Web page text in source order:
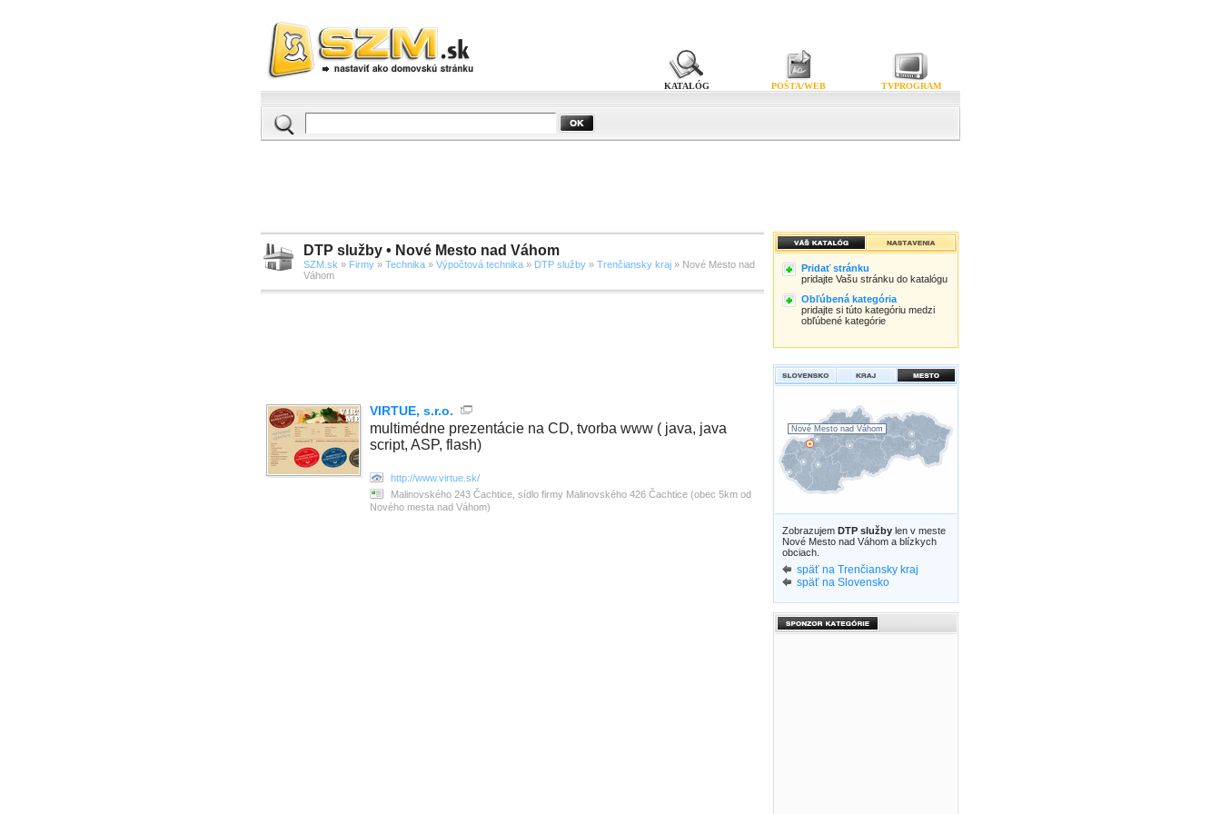
KATALÓG POŠTA/WEB TVPROGRAM
DTP služby • Nové Mesto nad Váhom
SZM.sk » Firmy » Technika » Výpočtová technika » DTP služby » Trenčiansky kraj » Nové Mesto nad
Váhom
VIRTUE, s.r.o.
multimédne prezentácie na CD, tvorba www ( java, java
script, ASP, flash)
http://www.virtue.sk/
Malinovského 243 Čachtice, sídlo firmy Malinovského 426 Čachtice (obec 5km od
Nového mesta nad Váhom)
Pridať stránku
pridajte Vašu stránku do katalógu
Obľúbená kategória
pridajte si túto kategóriu medzi
obľúbené kategórie
Nové Mesto nad Váhom
Zobrazujem DTP služby len v meste
Nové Mesto nad Váhom a blízkych
obciach.
späť na Trenčiansky kraj
späť na Slovensko